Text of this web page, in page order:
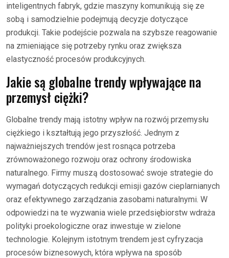
inteligentnych fabryk, gdzie maszyny komunikują się ze
sobą i samodzielnie podejmują decyzje dotyczące
produkcji. Takie podejście pozwala na szybsze reagowanie
na zmieniające się potrzeby rynku oraz zwiększa
elastyczność procesów produkcyjnych.
Jakie są globalne trendy wpływające na
przemysł ciężki?
Globalne trendy mają istotny wpływ na rozwój przemysłu
ciężkiego i kształtują jego przyszłość. Jednym z
najważniejszych trendów jest rosnąca potrzeba
zrównoważonego rozwoju oraz ochrony środowiska
naturalnego. Firmy muszą dostosować swoje strategie do
wymagań dotyczących redukcji emisji gazów cieplarnianych
oraz efektywnego zarządzania zasobami naturalnymi. W
odpowiedzi na te wyzwania wiele przedsiębiorstw wdraża
polityki proekologiczne oraz inwestuje w zielone
technologie. Kolejnym istotnym trendem jest cyfryzacja
procesów biznesowych, która wpływa na sposób